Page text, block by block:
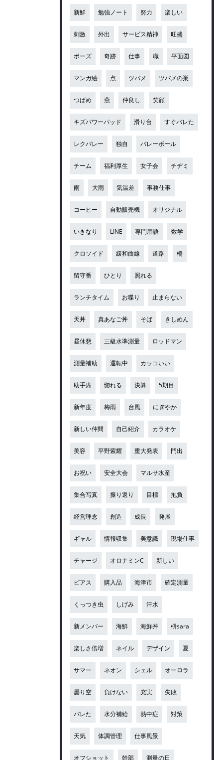
新鮮 勉強ノート 努力 楽しい
刺激 外出 サービス精神 旺盛
ポーズ 奇跡 仕事 職 平面図
マンガ絵 点 ツバメ ツバメの巣
つばめ 燕 仲良し 笑顔
キズパワーパッド 滑り台 すぐバレた
レクバレー 独自 バレーボール
チーム 福利厚生 女子会 チヂミ
雨 大雨 気温差 事務仕事
コーヒー 自動販売機 オリジナル
いきなり LINE 専門用語 数学
クロソイド 緩和曲線 道路 橋
留守番 ひとり 照れる
ランチタイム お喋り 止まらない
天丼 真あなご丼 そば きしめん
昼休憩 三級水準測量 ロッドマン
測量補助 運転中 カッコいい
助手席 惚れる 決算 5期目
新年度 梅雨 台風 にぎやか
新しい仲間 自己紹介 カラオケ
美容 平野紫耀 重大発表 門出
お祝い 安全大会 マルサ水産
集合写真 振り返り 目標 抱負
経営理念 創造 成長 発展
ギャル 情報収集 美意識 現場仕事
チャージ オロナミンC 新しい
ピアス 購入品 海津市 確定測量
くっつき虫 しげみ 汗水
新メンバー 海鮮 海鮮丼 枡sara
楽しさ倍増 ネイル デザイン 夏
サマー ネオン シェル オーロラ
曇り空 負けない 充実 失敗
バレた 水分補給 熱中症 対策
天気 体調管理 仕事風景
オフショット 幹部 測量の日